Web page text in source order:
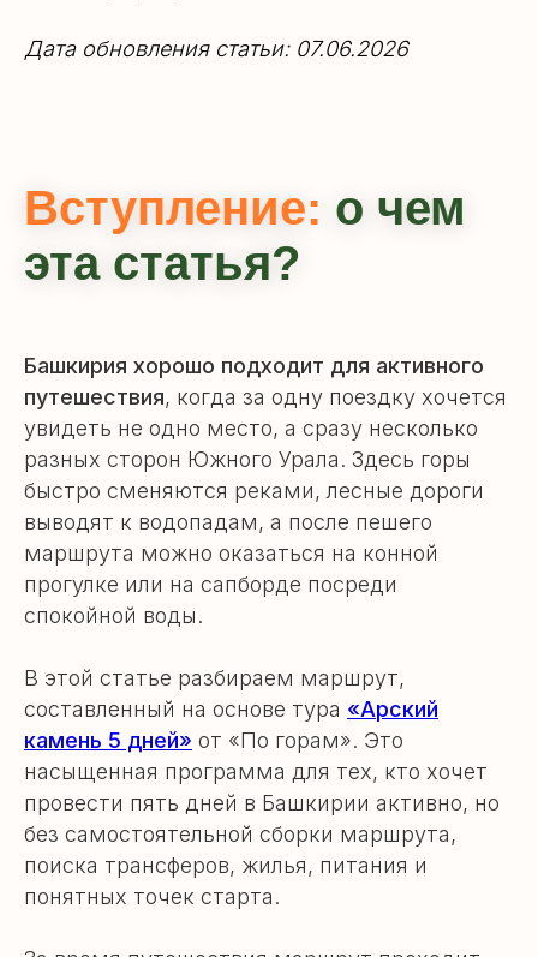
Дата обновления статьи: 07.06.2026
Вступление: о чем
эта статья?
Башкирия хорошо подходит для активного
путешествия, когда за одну поездку хочется
увидеть не одно место, а сразу несколько
разных сторон Южного Урала. Здесь горы
быстро сменяются реками, лесные дороги
выводят к водопадам, а после пешего
маршрута можно оказаться на конной
прогулке или на сапборде посреди
спокойной воды.
В этой статье разбираем маршрут,
составленный на основе тура «Арский
камень 5 дней» от «По горам». Это
насыщенная программа для тех, кто хочет
провести пять дней в Башкирии активно, но
без самостоятельной сборки маршрута,
поиска трансферов, жилья, питания и
понятных точек старта.